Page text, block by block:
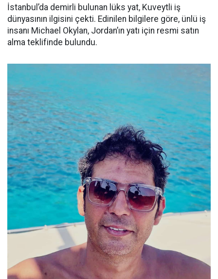
İstanbul’da demirli bulunan lüks yat, Kuveytli iş
dünyasının ilgisini çekti. Edinilen bilgilere göre, ünlü iş
insanı Michael Okylan, Jordan’ın yatı için resmi satın
alma teklifinde bulundu.